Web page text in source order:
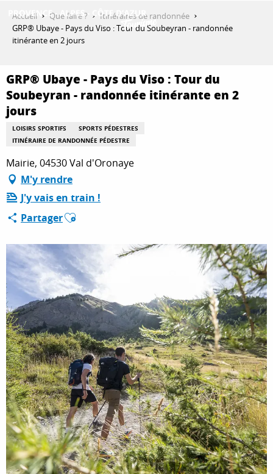
contenu
QUE FAIRE ?
SÉJOURNER
ESPACE PRO
Accueil Que faire ?
Itinéraires de randonnée
GRP® Ubaye - Pays du Viso : Tour du Soubeyran - randonnée
itinérante en 2 jours
GRP® Ubaye - Pays du Viso : Tour du
Soubeyran - randonnée itinérante en 2
jours
LOISIRS SPORTIFS
SPORTS PÉDESTRES
ITINÉRAIRE DE RANDONNÉE PÉDESTRE
Mairie, 04530 Val d'Oronaye
M'y rendre
J'y vais en train !
PartagerAjouter aux favoris